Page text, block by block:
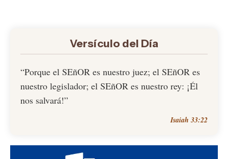
Versículo del Día
“Porque el SEñOR es nuestro juez; el SEñOR es
nuestro legislador; el SEñOR es nuestro rey: ¡Él
nos salvará!”
Isaiah 33:22